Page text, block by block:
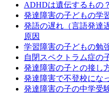
ADHDは遺伝するもの？
発達障害の子どもの学
発語の遅れ（言語発達
原因
学習障害の子どもの勉
自閉スペクトラム症の
発達障害の子との接し
発達障害で不登校にな
発達障害の子の中学受